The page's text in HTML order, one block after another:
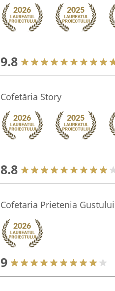
9.8
Cofetăria Story
8.8
Cofetaria Prietenia Gustului
9